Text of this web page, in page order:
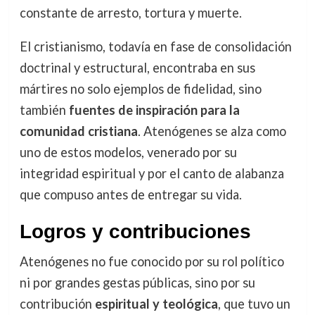
constante de arresto, tortura y muerte.
El cristianismo, todavía en fase de consolidación
doctrinal y estructural, encontraba en sus
mártires no solo ejemplos de fidelidad, sino
también fuentes de inspiración para la
comunidad cristiana. Atenógenes se alza como
uno de estos modelos, venerado por su
integridad espiritual y por el canto de alabanza
que compuso antes de entregar su vida.
Logros y contribuciones
Atenógenes no fue conocido por su rol político
ni por grandes gestas públicas, sino por su
contribución espiritual y teológica, que tuvo un